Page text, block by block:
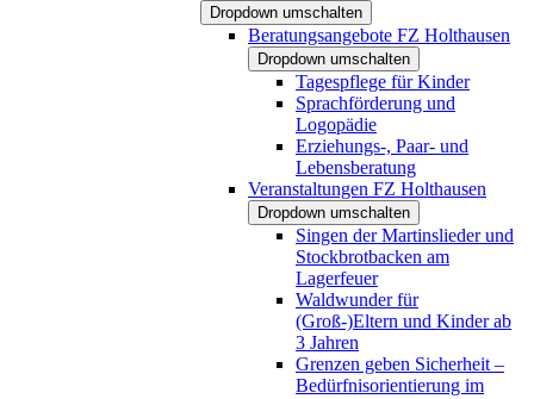
Dropdown umschalten
Beratungsangebote FZ Holthausen
Dropdown umschalten
Tagespflege für Kinder
Sprachförderung und
Logopädie
Erziehungs-, Paar- und
Lebensberatung
Veranstaltungen FZ Holthausen
Dropdown umschalten
Singen der Martinslieder und
Stockbrotbacken am
Lagerfeuer
Waldwunder für
(Groß-)Eltern und Kinder ab
3 Jahren
Grenzen geben Sicherheit –
Bedürfnisorientierung im